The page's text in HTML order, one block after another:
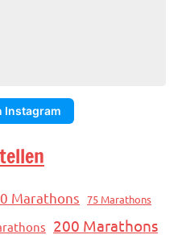
Instagram
Marathons 75 Marathons
200 Marathons